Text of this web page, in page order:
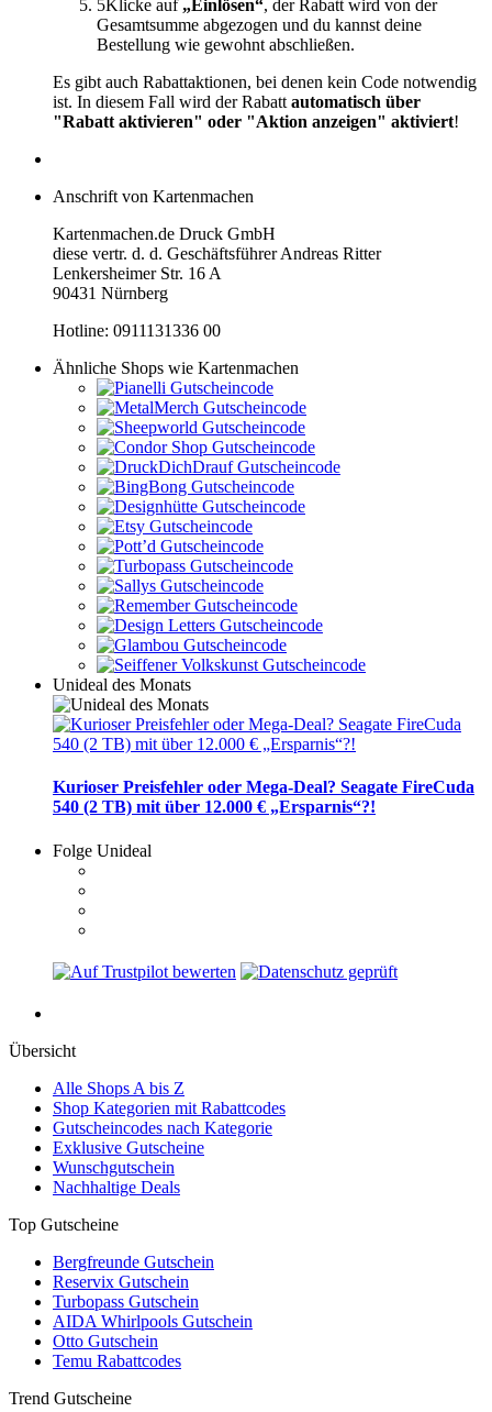
5Klicke auf „Einlösen“, der Rabatt wird von der
Gesamtsumme abgezogen und du kannst deine
Bestellung wie gewohnt abschließen.
Es gibt auch Rabattaktionen, bei denen kein Code notwendig
ist. In diesem Fall wird der Rabatt automatisch über
"Rabatt aktivieren" oder "Aktion anzeigen" aktiviert!
Anschrift von Kartenmachen
Kartenmachen.de Druck GmbH
diese vertr. d. d. Geschäftsführer Andreas Ritter
Lenkersheimer Str. 16 A
90431 Nürnberg
Hotline: 0911131336 00
Ähnliche Shops wie Kartenmachen
Unideal des Monats
Kurioser Preisfehler oder Mega-Deal? Seagate FireCuda
540 (2 TB) mit über 12.000 € „Ersparnis“?!
Folge Unideal
Übersicht
Alle Shops A bis Z
Shop Kategorien mit Rabattcodes
Gutscheincodes nach Kategorie
Exklusive Gutscheine
Wunschgutschein
Nachhaltige Deals
Top Gutscheine
Bergfreunde Gutschein
Reservix Gutschein
Turbopass Gutschein
AIDA Whirlpools Gutschein
Otto Gutschein
Temu Rabattcodes
Trend Gutscheine